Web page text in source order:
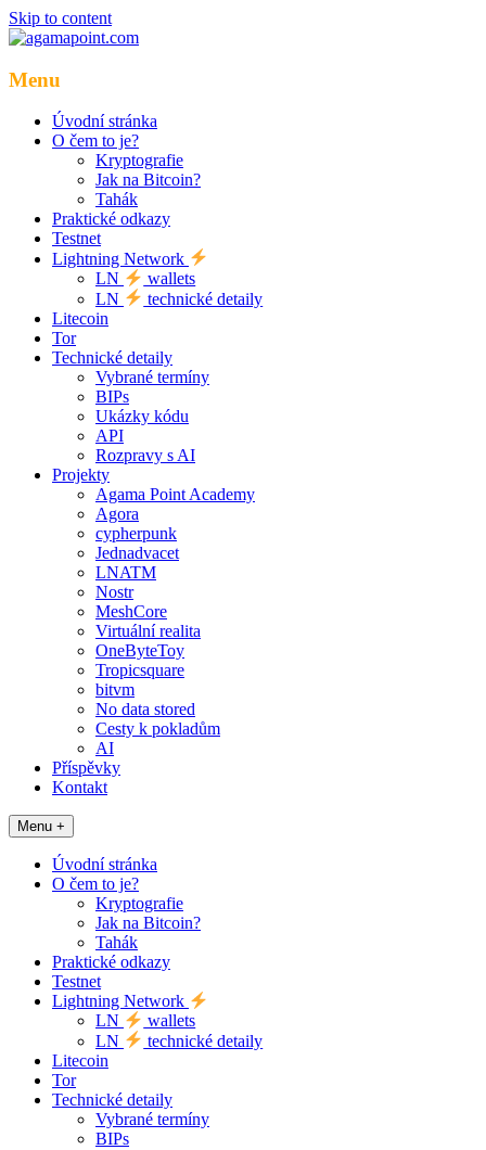
Skip to content
Menu
Úvodní stránka
O čem to je?
Kryptografie
Jak na Bitcoin?
Tahák
Praktické odkazy
Testnet
Lightning Network
LN
wallets
LN
technické detaily
Litecoin
Tor
Technické detaily
Vybrané termíny
BIPs
Ukázky kódu
API
Rozpravy s AI
Projekty
Agama Point Academy
Agora
cypherpunk
Jednadvacet
LNATM
Nostr
MeshCore
Virtuální realita
OneByteToy
Tropicsquare
bitvm
No data stored
Cesty k pokladům
AI
Příspěvky
Kontakt
Menu +
Úvodní stránka
O čem to je?
Kryptografie
Jak na Bitcoin?
Tahák
Praktické odkazy
Testnet
Lightning Network
LN
wallets
LN
technické detaily
Litecoin
Tor
Technické detaily
Vybrané termíny
BIPs